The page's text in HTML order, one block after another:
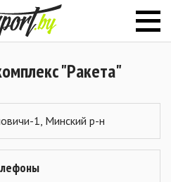
"Ракета"
1, Минский р-н